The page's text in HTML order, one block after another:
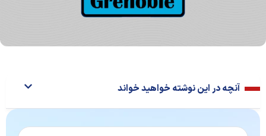
آنچه در این نوشته خواهید خواند